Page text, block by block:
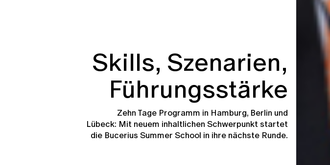
Skills, Szenarien,
Führungsstärke
Zehn Tage Programm in Hamburg, Berlin und
Lübeck: Mit neuem inhaltlichen Schwerpunkt startet
die Bucerius Summer School in ihre nächste Runde.